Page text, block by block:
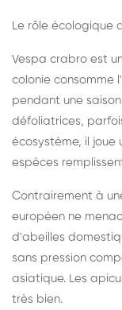
Le rôle écologique
Vespa crabro est
colonie consomme
pendant une
défoliatrices,
écosystème, il joue
espèces
Contrairement à
européen ne
d'abeilles
sans pression
asiatique. Les
très bien.